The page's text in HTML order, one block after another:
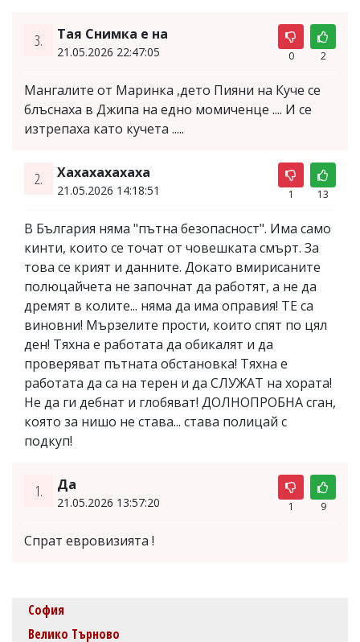
3. Тая Снимка е на
21.05.2026 22:47:05 0 2
Мангалите от Маринка ,дето Пияни на Куче се
блъснаха в Джипа на едно момиченце .... И се
изтрепаха като кучета .....
2. Хахахахахаха
21.05.2026 14:18:51 1 13
В България няма "пътна безопасност". Има само
кинти, които се точат от човешката смърт. За
това се крият и данните. Докато вмирисаните
полюцайчета не започнат да работят, а не да
дремят в колите... няма да има оправия! ТЕ са
виновни! Мързелите прости, които спят по цял
ден! Тяхна е работата да обикалят и да
проверяват пътната обстановка! Тяхна е
работата да са на терен и да СЛУЖАТ на хората!
Не да ги дебнат и глобяват! ДОЛНОПРОБНА сган,
която за нишо не става... става полицай с
подкуп!
1. Да
21.05.2026 13:57:20 1 9
Спрат евровизията !
София
Велико Търново